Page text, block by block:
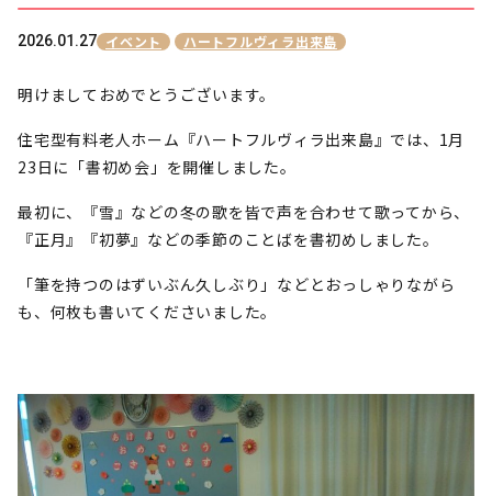
2026.01.27 イベント ハートフルヴィラ出来島
明けましておめでとうございます。
住宅型有料老人ホーム『ハートフルヴィラ出来島』では、1月
23日に「書初め会」を開催しました。
最初に、『雪』などの冬の歌を皆で声を合わせて歌ってから、
『正月』『初夢』などの季節のことばを書初めしました。
「筆を持つのはずいぶん久しぶり」などとおっしゃりながら
も、何枚も書いてくださいました。